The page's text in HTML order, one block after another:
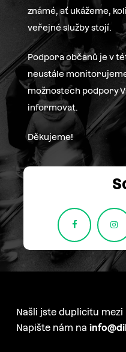
známé, ať ukážeme,
veřejné služby stojí.
Podpora občanů je v
neustále
možnostech podpory
informovat.
Děkujeme!
Našli jste duplicitu
Napište nám na